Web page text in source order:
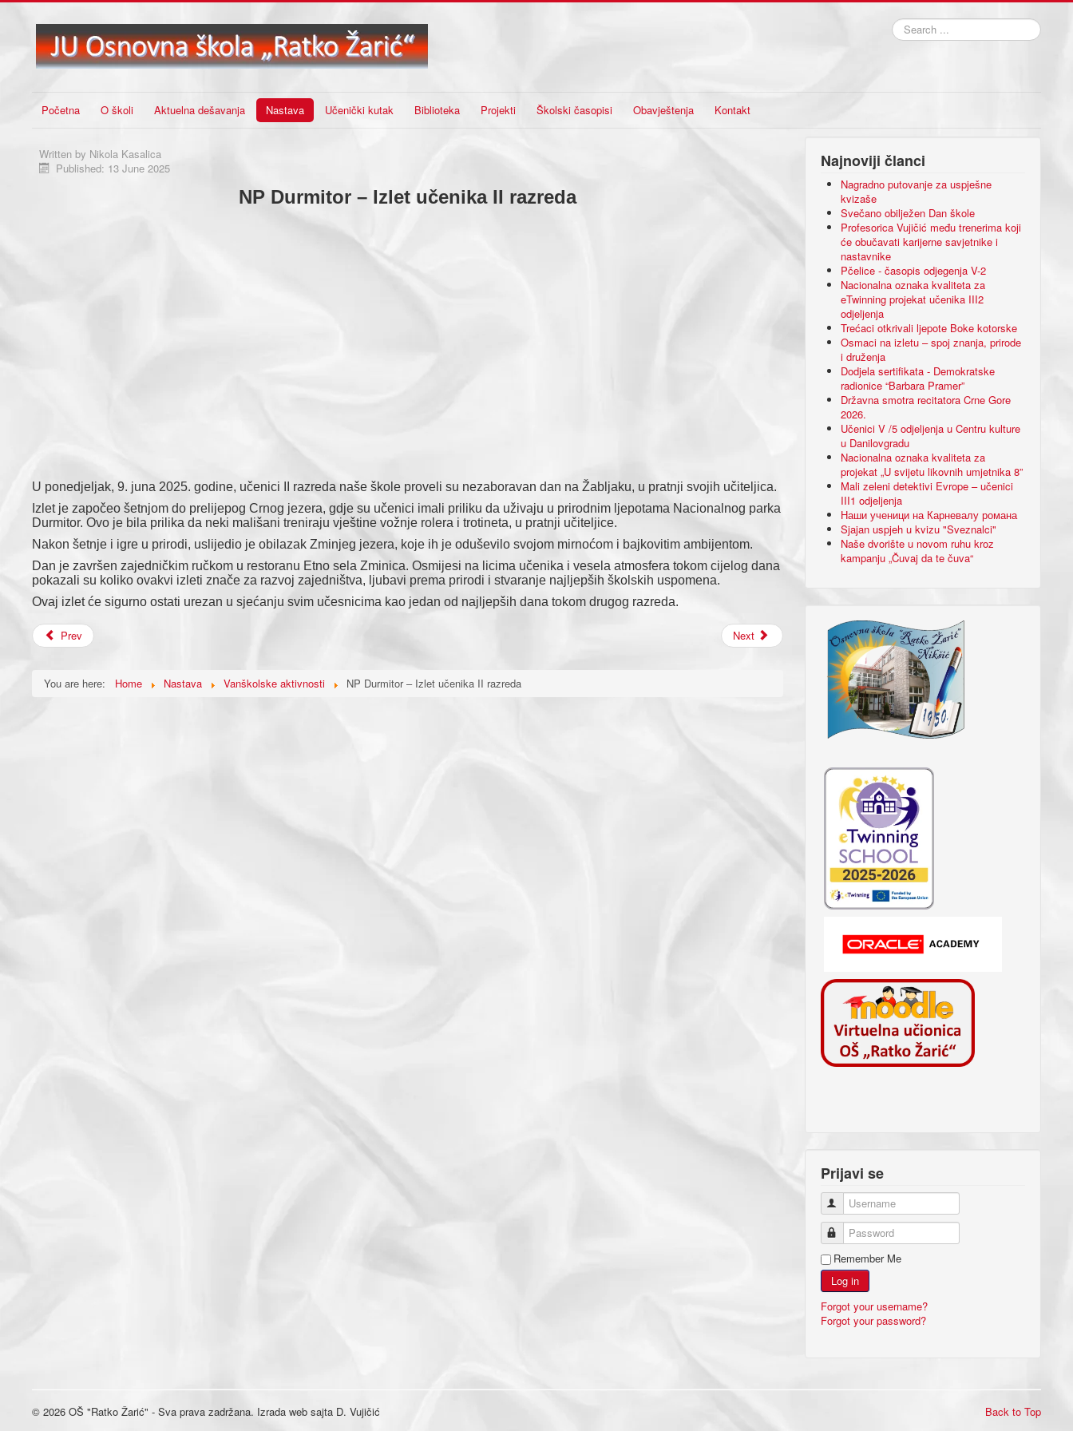
Search
...
Početna O školi Aktuelna dešavanja Nastava Učenički kutak Biblioteka Projekti Školski časopisi Obavještenja Kontakt
Written by Nikola Kasalica
Published: 13 June 2025
NP Durmitor – Izlet učenika II razreda
U ponedjeljak, 9. juna 2025. godine, učenici II razreda naše škole proveli su nezaboravan dan na Žabljaku, u pratnji svojih učiteljica.
Izlet je započeo šetnjom do prelijepog Crnog jezera, gdje su učenici imali priliku da uživaju u prirodnim ljepotama Nacionalnog parka
Durmitor. Ovo je bila prilika da neki mališani treniraju vještine vožnje rolera i trotineta, u pratnji učiteljice.
Nakon šetnje i igre u prirodi, uslijedio je obilazak Zminjeg jezera, koje ih je oduševilo svojom mirnoćom i bajkovitim ambijentom.
Dan je završen zajedničkim ručkom u restoranu Etno sela Zminica. Osmijesi na licima učenika i vesela atmosfera tokom cijelog dana
pokazali su koliko ovakvi izleti znače za razvoj zajedništva, ljubavi prema prirodi i stvaranje najljepših školskih uspomena.
Ovaj izlet će sigurno ostati urezan u sjećanju svim učesnicima kao jedan od najljepših dana tokom drugog razreda.
Prev Next
You are here: Home Nastava Vanškolske aktivnosti NP Durmitor – Izlet učenika II razreda
Najnoviji članci
Nagradno putovanje za uspješne
kvizaše
Svečano obilježen Dan škole
Profesorica Vujičić među trenerima koji
će obučavati karijerne savjetnike i
nastavnike
Pčelice - časopis odjegenja V-2
Nacionalna oznaka kvaliteta za
eTwinning projekat učenika III2
odjeljenja
Trećaci otkrivali ljepote Boke kotorske
Osmaci na izletu – spoj znanja, prirode
i druženja
Dodjela sertifikata - Demokratske
radionice “Barbara Pramer”
Državna smotra recitatora Crne Gore
2026.
Učenici V /5 odjeljenja u Centru kulture
u Danilovgradu
Nacionalna oznaka kvaliteta za
projekat „U svijetu likovnih umjetnika 8”
Mali zeleni detektivi Evrope – učenici
III1 odjeljenja
Наши ученици на Карневалу романа
Sjajan uspjeh u kvizu "Sveznalci"
Naše dvorište u novom ruhu kroz
kampanju „Čuvaj da te čuva“
Prijavi se
Username
Password
Remember Me
Log in
Forgot your username?
Forgot your password?
Back to Top
© 2026 OŠ "Ratko Žarić" - Sva prava zadržana. Izrada web sajta D. Vujičić